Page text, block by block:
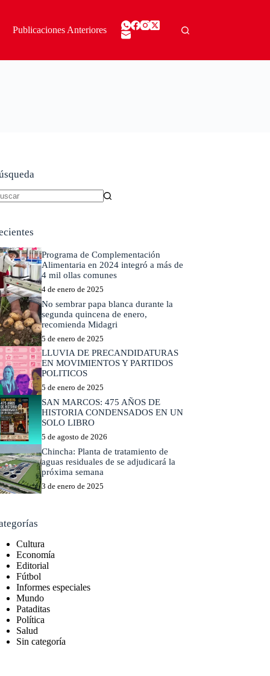
Publicaciones Anteriores
Programa de Complementación
Alimentaria en 2024 integró a más de
4 mil ollas comunes
4 de enero de 2025
No sembrar papa blanca durante la
segunda quincena de enero,
recomienda Midagri
5 de enero de 2025
LLUVIA DE PRECANDIDATURAS
EN MOVIMIENTOS Y PARTIDOS
POLITICOS
5 de enero de 2025
SAN MARCOS: 475 AÑOS DE
HISTORIA CONDENSADOS EN UN
SOLO LIBRO
5 de agosto de 2026
Chincha: Planta de tratamiento de
aguas residuales de se adjudicará la
próxima semana
3 de enero de 2025
Cultura
Economía
Editorial
Fútbol
Informes especiales
Mundo
Pataditas
Política
Salud
Sin categoría